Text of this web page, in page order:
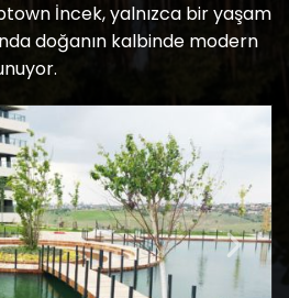
İncek, yalnızca bir yaşam
doğanın kalbinde modern